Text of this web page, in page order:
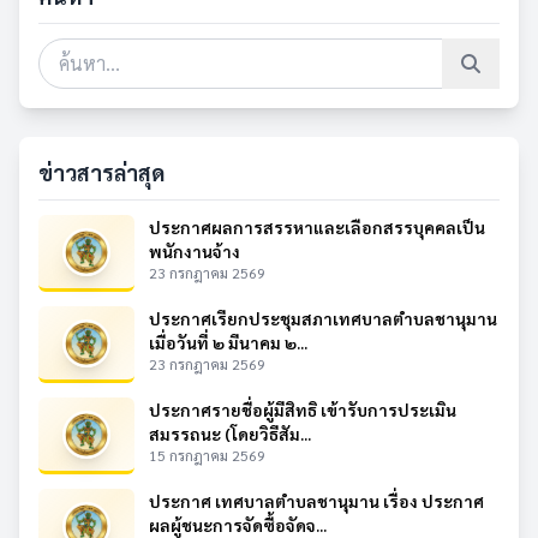
ข่าวสารล่าสุด
ประกาศผลการสรรหาและเลือกสรรบุคคลเป็น
พนักงานจ้าง
23 กรกฎาคม 2569
ประกาศเรียกประชุมสภาเทศบาลตำบลชานุมาน
เมื่อวันที่ ๒ มีนาคม ๒...
23 กรกฎาคม 2569
ประกาศรายชื่อผู้มีสิทธิ เข้ารับการประเมิน
สมรรถนะ (โดยวิธีสัม...
15 กรกฎาคม 2569
ประกาศ เทศบาลตำบลชานุมาน เรื่อง ประกาศ
ผลผู้ชนะการจัดซื้อจัดจ...